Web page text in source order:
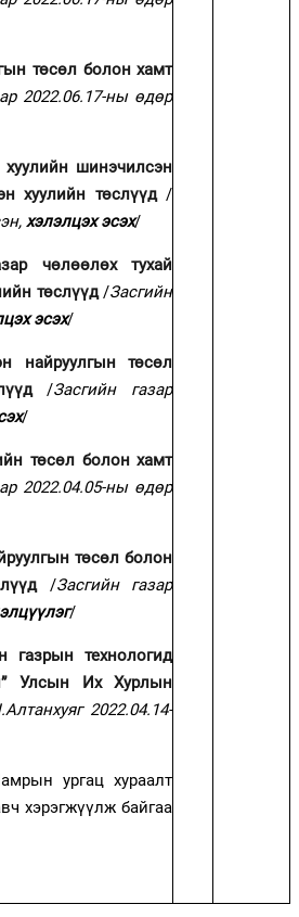
төсөл болон хамт
2022.06.17-ны өдөр
шинэчилсэн
хуулийн төслүүд/
хэлэлцэх эсэх/
чөлөөлөх тухай
төслүүд/Засгийн
эсэх/
найруулгын төсөл
/Засгийн газар
/
төсөл болон хамт
2022.04.05-ны өдөр
төсөл болон
/Засгийн газар
/
газрын технологид
Улсын Их Хурлын
2022.04.14-
ургац хураалт
хэрэгжүүлж байгаа